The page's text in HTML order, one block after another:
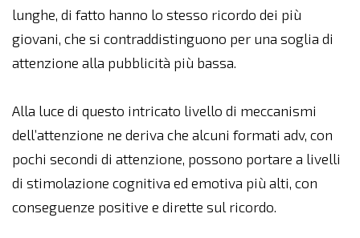
lunghe, di fatto hanno lo stesso ricordo dei più
giovani, che si contraddistinguono per una soglia di
attenzione alla pubblicità più bassa.
Alla luce di questo intricato livello di meccanismi
dell’attenzione ne deriva che alcuni formati adv, con
pochi secondi di attenzione, possono portare a livelli
di stimolazione cognitiva ed emotiva più alti, con
conseguenze positive e dirette sul ricordo.